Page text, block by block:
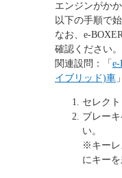
エンジンがか
以下の手順で
なお、e-
確認ください。
関連設問：「
イブリッド)車
セレク
ブレー
い。
※キーレ
にキー